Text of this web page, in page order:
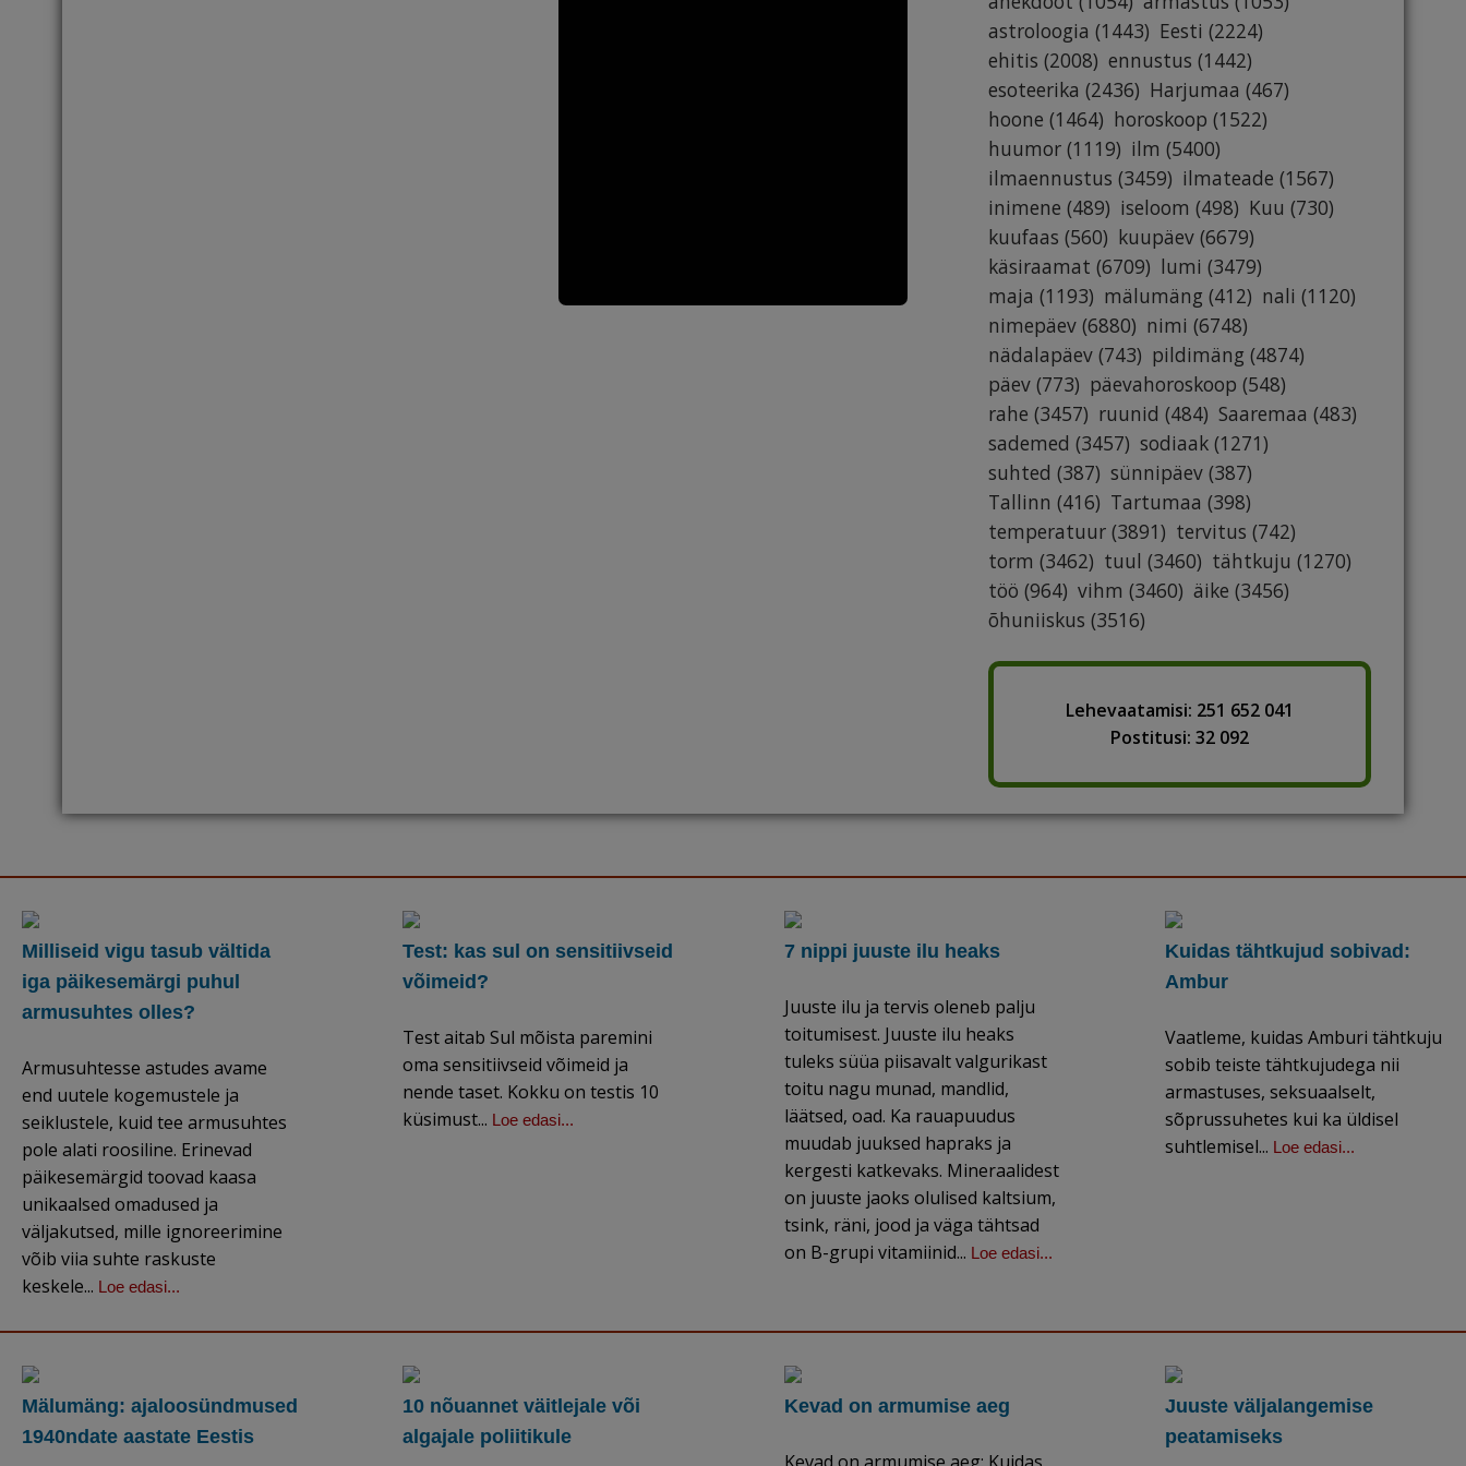
astroloogia (1443) Eesti (2224)
ehitis (2008) ennustus (1442)
esoteerika (2436) Harjumaa (467)
hoone (1464) horoskoop (1522)
huumor (1119) ilm (5400)
ilmaennustus (3459) ilmateade (1567)
inimene (489) iseloom (498) Kuu (730)
kuufaas (560) kuupäev (6679)
käsiraamat (6709) lumi (3479)
maja (1193) mälumäng (412) nali (1120)
nimepäev (6880) nimi (6748)
nädalapäev (743) pildimäng (4874)
päev (773) päevahoroskoop (548)
rahe (3457) ruunid (484) Saaremaa (483)
sademed (3457) sodiaak (1271)
suhted (387) sünnipäev (387)
Tallinn (416) Tartumaa (398)
temperatuur (3891) tervitus (742)
torm (3462) tuul (3460) tähtkuju (1270)
töö (964) vihm (3460) äike (3456)
õhuniiskus (3516)
Lehevaatamisi: 251 652 041
Postitusi: 32 092
Milliseid vigu tasub vältida
iga päikesemärgi puhul
armusuhtes olles?
Armusuhtesse astudes avame
end uutele kogemustele ja
seiklustele, kuid tee armusuhtes
pole alati roosiline. Erinevad
päikesemärgid toovad kaasa
unikaalsed omadused ja
väljakutsed, mille ignoreerimine
võib viia suhte raskuste
keskele... Loe edasi...
Test: kas sul on sensitiivseid
võimeid?
Test aitab Sul mõista paremini
oma sensitiivseid võimeid ja
nende taset. Kokku on testis 10
küsimust... Loe edasi...
7 nippi juuste ilu heaks
Juuste ilu ja tervis oleneb palju
toitumisest. Juuste ilu heaks
tuleks süüa piisavalt valgurikast
toitu nagu munad, mandlid,
läätsed, oad. Ka rauapuudus
muudab juuksed hapraks ja
kergesti katkevaks. Mineraalidest
on juuste jaoks olulised kaltsium,
tsink, räni, jood ja väga tähtsad
on B-grupi vitamiinid... Loe edasi...
Kuidas tähtkujud sobivad:
Ambur
Vaatleme, kuidas Amburi tähtkuju
sobib teiste tähtkujudega nii
armastuses, seksuaalselt,
sõprussuhetes kui ka üldisel
suhtlemisel... Loe edasi...
Mälumäng: ajaloosündmused
1940ndate aastate Eestis
10 nõuannet väitlejale või
algajale poliitikule
Kevad on armumise aeg
Juuste väljalangemise
peatamiseks